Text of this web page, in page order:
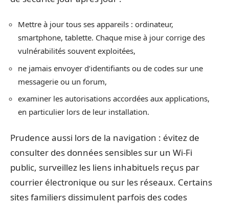
Mettre à jour tous ses appareils : ordinateur,
smartphone, tablette. Chaque mise à jour corrige des
vulnérabilités souvent exploitées,
ne jamais envoyer d’identifiants ou de codes sur une
messagerie ou un forum,
examiner les autorisations accordées aux applications,
en particulier lors de leur installation.
Prudence aussi lors de la navigation : évitez de
consulter des données sensibles sur un Wi-Fi
public, surveillez les liens inhabituels reçus par
courrier électronique ou sur les réseaux. Certains
sites familiers dissimulent parfois des codes